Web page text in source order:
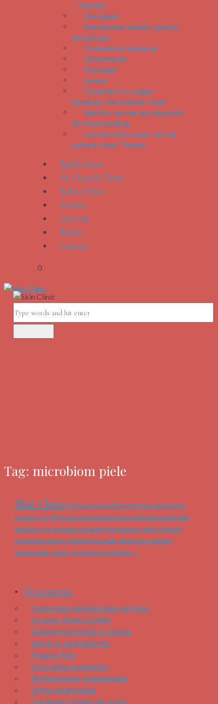
– Tripollar
Dermapen
Reintineriea mainilor, gatului,
decolteului
Tratamentul alopeciei
Dermamelan
Plasmage
Jovena
Tratament cu oxigen
hiperbaric Astrodome Facial
SkinPen, cel mai nou dispozitiv
de microneedling
Lutronic Ultra Laser, cel mai
puternic laser Thulium
Epilare laser
Dr. Daniela Taher
Before/After
Preturi
Articole
Media
Contact
0
Tag: microbiom piele
Skin ClinicClinica noastra ofera expertiza unui doctor
pasionat, cu 20 de ani de experienta in practica dermatologiei
estetice si va propune proceduri inovatoare, unice si terapii
combinate pentru reintinerirea pielii, eliminarea ridurilor,
tratamentul acneei, corectarea cicatricilor, …
Tratamente
Consultatie dermatologie estetica
Ce este Lifting cu Infini?
Diatermocontractia cu Jovena
Injectii cu acid hialuronic
Plasma Filler
Corectarea cearcanelor
Blefaroplastie nechirurgicala
Lifting nechirurgical